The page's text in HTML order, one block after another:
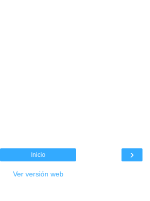
›
Inicio
Ver versión web